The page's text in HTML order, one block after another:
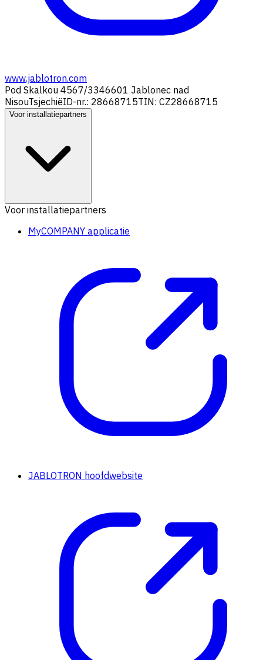
www.jablotron.com
Pod Skalkou 4567/3346601 Jablonec nad
NisouTsjechiëID-nr.: 28668715TIN: CZ28668715
Voor installatiepartners
Voor installatiepartners
MyCOMPANY applicatie
JABLOTRON hoofdwebsite